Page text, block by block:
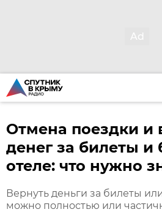
Отмена поездки и
денег за билеты и
отеле: что нужно
Вернуть деньги за билеты
можно полностью или